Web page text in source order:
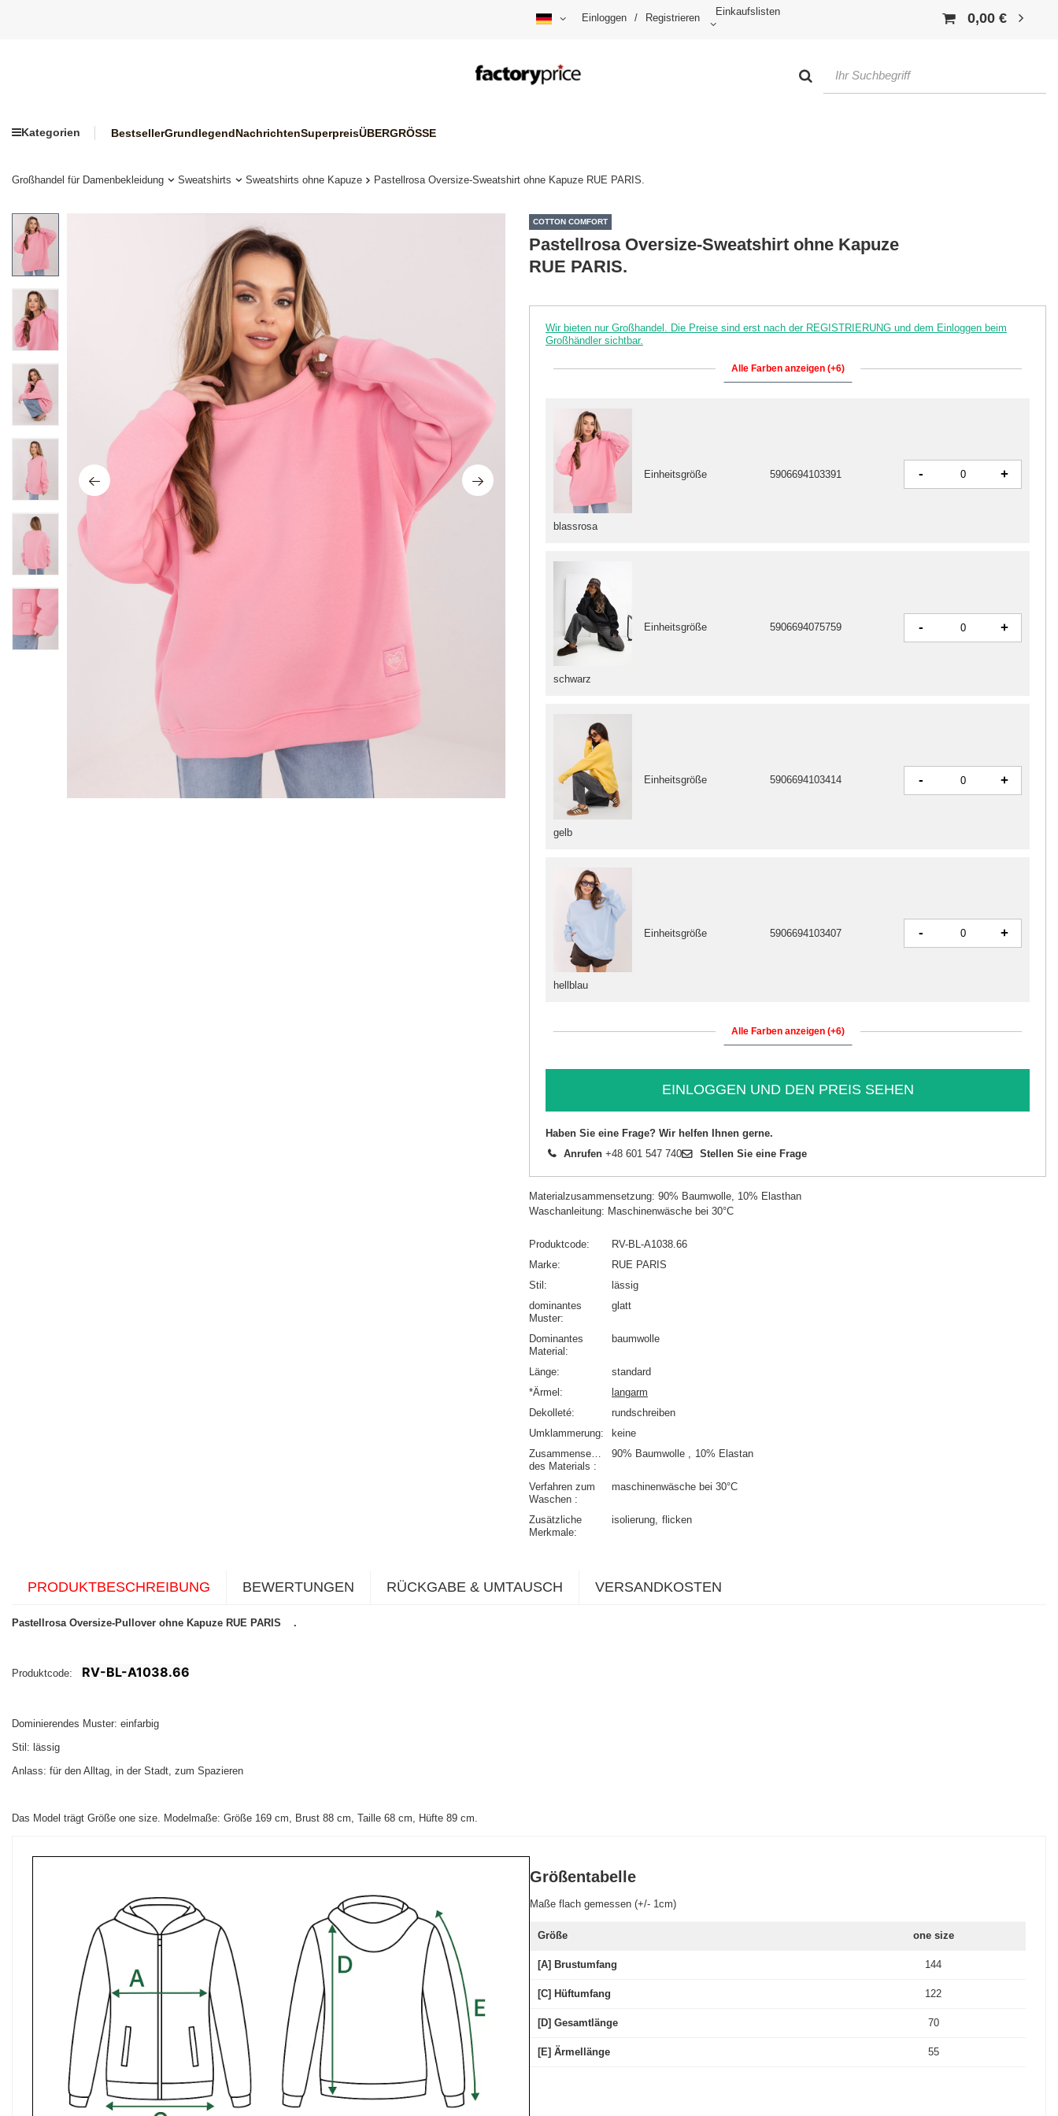
Einloggen / Registrieren
Einkaufslisten 0,00 €
Kategorien BestsellerGrundlegendNachrichtenSuperpreisÜBERGRÖSSE
Großhandel für Damenbekleidung Sweatshirts Sweatshirts ohne Kapuze Pastellrosa Oversize-Sweatshirt ohne Kapuze RUE PARIS.
COTTON COMFORT
Pastellrosa Oversize-Sweatshirt ohne Kapuze
RUE PARIS.
Wir bieten nur Großhandel. Die Preise sind erst nach der REGISTRIERUNG und dem Einloggen beim
Großhändler sichtbar.
Alle Farben anzeigen (+6)
schwarz
Einheitsgröße 5906694075759 - +
gelb
Einheitsgröße 5906694103414 - +
hellblau
Einheitsgröße 5906694103407 - +
blassrosa
Einheitsgröße 5906694103391 - +
Alle Farben anzeigen (+6)
EINLOGGEN UND DEN PREIS SEHEN
Haben Sie eine Frage? Wir helfen Ihnen gerne.
Anrufen +48 601 547 740 Stellen Sie eine Frage
Materialzusammensetzung: 90% Baumwolle, 10% Elasthan
Waschanleitung: Maschinenwäsche bei 30°C
Produktcode
RV-BL-A1038.66
Marke
RUE PARIS
Stil
lässig
dominantes
Muster
glatt
Dominantes
Material
baumwolle
Länge
standard
*Ärmel
langarm
Dekolleté
rundschreiben
Umklammerung
keine
Zusammensetzung
des Materials
90% Baumwolle 10% Elastan
Verfahren zum
Waschen
maschinenwäsche bei 30°C
Zusätzliche
Merkmale
isolierung flicken
PRODUKTBESCHREIBUNG BEWERTUNGEN RÜCKGABE & UMTAUSCH VERSANDKOSTEN
Pastellrosa Oversize-Pullover ohne Kapuze RUE PARIS .
Produktcode: RV-BL-A1038.66
Dominierendes Muster: einfarbig
Stil: lässig
Anlass: für den Alltag, in der Stadt, zum Spazieren
Das Model trägt Größe one size. Modelmaße: Größe 169 cm, Brust 88 cm, Taille 68 cm, Hüfte 89 cm.
Größentabelle
Maße flach gemessen (+/- 1cm)
Größe one size
[A] Brustumfang 144
[C] Hüftumfang 122
[D] Gesamtlänge 70
[E] Ärmellänge 55